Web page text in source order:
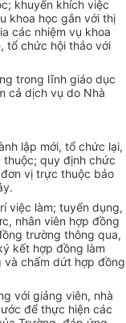
khuyến khích việc
khoa học gắn với thị
các nhiệm vụ khoa
tổ chức hội thảo với
trong lĩnh giáo dục
cả dịch vụ do Nhà
lập mới, tổ chức lại,
quy định chức
vị trực thuộc bảo
việc làm; tuyển dụng,
nhân viên hợp đồng
trường thông qua,
kết hợp đồng làm
và chấm dứt hợp đồng
với giảng viên, nhà
để thực hiện các